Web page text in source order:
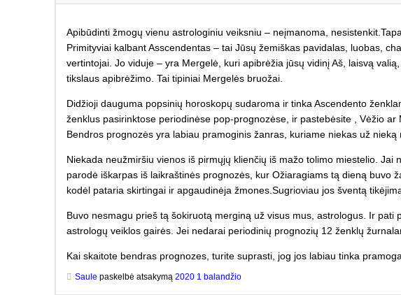
Apibūdinti žmogų vienu astrologiniu veiksniu – neįmanoma,
Primityviai kalbant Asscendentas – tai Jūsų žemiškas pavidalas, luobas,
vertintojai. Jo viduje – yra Mergelė, kuri apibrėžia jūsų vidinį Aš, laisvą
tikslaus apibrėžimo. Tai tipiniai Mergelės bruožai.
Didžioji dauguma popsinių horoskopų sudaroma ir tinka Ascendento
ženklus pasirinktose periodinėse pop-prognozėse, ir pastebėsite , Vėžio
Bendros prognozės yra labiau pramoginis žanras, kuriame niekas už
Niekada neužmiršiu vienos iš pirmųjų klienčių iš mažo tolimo miestelio.
parodė iškarpas iš laikraštinės prognozės, kur Ožiaragiams tą dieną buvo
kodėl pataria skirtingai ir apgaudinėja žmones.Sugrioviau jos šventą
Buvo nesmagu prieš tą šokiruotą merginą už visus mus, astrologus. Ir
astrologų veiklos gairės. Jei nedarai periodinių prognozių 12 ženklų
Kai skaitote bendras prognozes, turite suprasti, jog jos labiau tinka
Saule paskelbė atsakymą 2020 1 balandžio